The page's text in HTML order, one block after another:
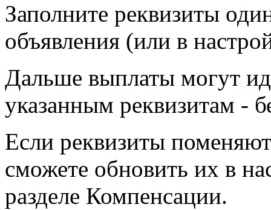
Заполните реквизиты
объявления (или в
Дальше выплаты могут
указанным реквизитам -
Если реквизиты
сможете обновить их в
разделе Компенсации.